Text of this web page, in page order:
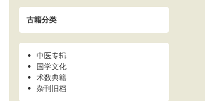
古籍分类
中医专辑
国学文化
术数典籍
杂刊旧档